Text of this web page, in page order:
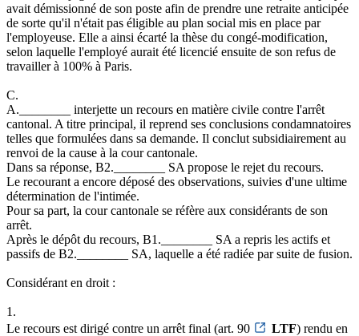
avait démissionné de son poste afin de prendre une retraite anticipée
de sorte qu'il n'était pas éligible au plan social mis en place par
l'employeuse. Elle a ainsi écarté la thèse du congé-modification,
selon laquelle l'employé aurait été licencié ensuite de son refus de
travailler à 100% à Paris.
C.
A.________ interjette un recours en matière civile contre l'arrêt
cantonal. A titre principal, il reprend ses conclusions condamnatoires
telles que formulées dans sa demande. Il conclut subsidiairement au
renvoi de la cause à la cour cantonale.
Dans sa réponse, B2.________ SA propose le rejet du recours.
Le recourant a encore déposé des observations, suivies d'une ultime
détermination de l'intimée.
Pour sa part, la cour cantonale se réfère aux considérants de son
arrêt.
Après le dépôt du recours, B1.________ SA a repris les actifs et
passifs de B2.________ SA, laquelle a été radiée par suite de fusion.
Considérant en droit :
1.
Le recours est dirigé contre un arrêt final (art. 90
LTF) rendu en